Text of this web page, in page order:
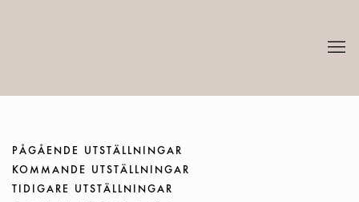
PÅGÅENDE UTSTÄLLNINGAR
KOMMANDE UTSTÄLLNINGAR
TIDIGARE UTSTÄLLNINGAR